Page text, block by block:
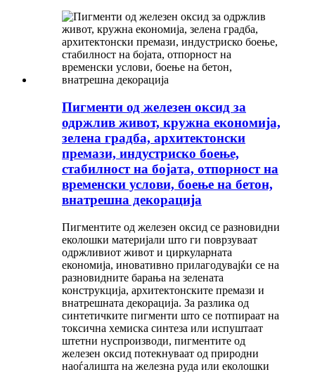
Пигменти од железен оксид за
одржлив живот, кружна економија,
зелена градба, архитектонски
премази, индустриско боење,
стабилност на бојата, отпорност на
временски услови, боење на бетон,
внатрешна декорација
Пигментите од железен оксид се разновидни
еколошки материјали што ги поврзуваат
одржливиот живот и циркуларната
економија, иновативно прилагодувајќи се на
разновидните барања на зелената
конструкција, архитектонските премази и
внатрешната декорација. За разлика од
синтетичките пигменти што се потпираат на
токсична хемиска синтеза или испуштаат
штетни нуспроизводи, пигментите од
железен оксид потекнуваат од природни
наоѓалишта на железна руда или еколошки